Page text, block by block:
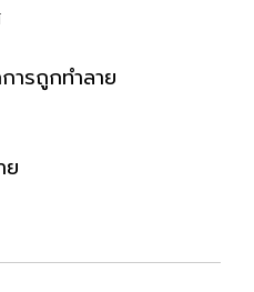
ารถูกทำลาย
ย